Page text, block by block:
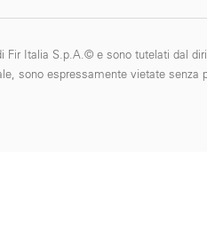
Italia S.p.A.© e sono tutelati dal
sono espressamente vietate senza